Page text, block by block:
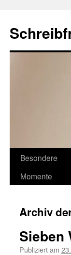
Besondere
Momente
Archiv
Sieben
Publiziert am